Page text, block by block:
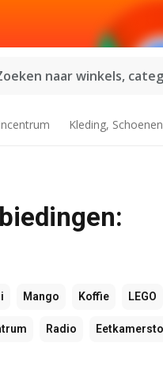
naar winkels,
Kleding,
Mango Koffie LEGO
Radio